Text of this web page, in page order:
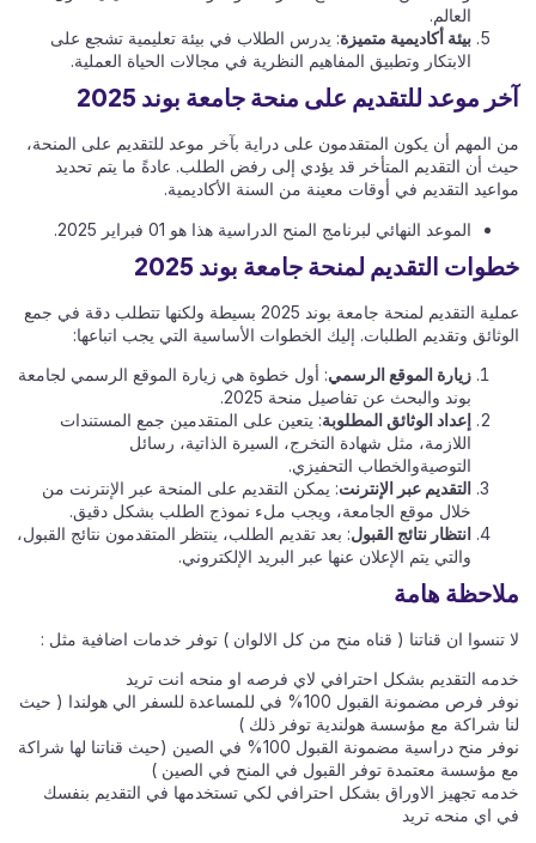
العالم.
بيئة أكاديمية متميزة: يدرس الطلاب في بيئة تعليمية تشجع على
الابتكار وتطبيق المفاهيم النظرية في مجالات الحياة العملية.
آخر موعد للتقديم على منحة جامعة بوند 2025
من المهم أن يكون المتقدمون على دراية بآخر موعد للتقديم على المنحة،
حيث أن التقديم المتأخر قد يؤدي إلى رفض الطلب. عادةً ما يتم تحديد
مواعيد التقديم في أوقات معينة من السنة الأكاديمية.
الموعد النهائي لبرنامج المنح الدراسية هذا هو 01 فبراير 2025.
خطوات التقديم لمنحة جامعة بوند 2025
عملية التقديم لمنحة جامعة بوند 2025 بسيطة ولكنها تتطلب دقة في جمع
الوثائق وتقديم الطلبات. إليك الخطوات الأساسية التي يجب اتباعها:
زيارة الموقع الرسمي: أول خطوة هي زيارة الموقع الرسمي لجامعة
بوند والبحث عن تفاصيل منحة 2025.
إعداد الوثائق المطلوبة: يتعين على المتقدمين جمع المستندات
اللازمة، مثل شهادة التخرج، السيرة الذاتية، رسائل
التوصيةوالخطاب التحفيزي.
التقديم عبر الإنترنت: يمكن التقديم على المنحة عبر الإنترنت من
خلال موقع الجامعة، ويجب ملء نموذج الطلب بشكل دقيق.
انتظار نتائج القبول: بعد تقديم الطلب، ينتظر المتقدمون نتائج القبول،
والتي يتم الإعلان عنها عبر البريد الإلكتروني.
ملاحظة هامة
لا تنسوا ان قناتنا ( قناه منح من كل الالوان ) توفر خدمات اضافية مثل :
خدمه التقديم بشكل احترافي لاي فرصه او منحه انت تريد
نوفر فرص مضمونة القبول 100% في للمساعدة للسفر الي هولندا ( حيث
لنا شراكة مع مؤسسة هولندية توفر ذلك )
نوفر منح دراسية مضمونة القبول 100% في الصين (حيث قناتنا لها شراكة
مع مؤسسة معتمدة توفر القبول في المنح في الصين )
خدمه تجهيز الاوراق بشكل احترافي لكي تستخدمها في التقديم بنفسك
في اي منحه تريد